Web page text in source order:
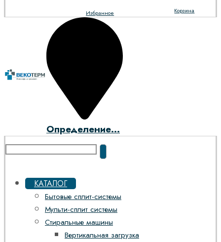
Корзина
Избранное
Определение...
КАТАЛОГ
Бытовые сплит-системы
Мульти-сплит системы
Стиральные машины
Вертикальная загрузка